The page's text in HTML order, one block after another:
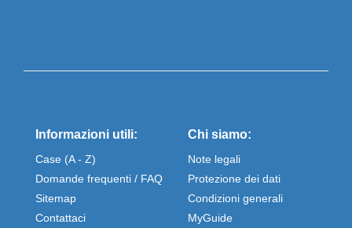
Informazioni utili:
Case (A - Z)
Domande frequenti / FAQ
Sitemap
Contattaci
Chi siamo:
Note legali
Protezione dei dati
Condizioni generali
MyGuide